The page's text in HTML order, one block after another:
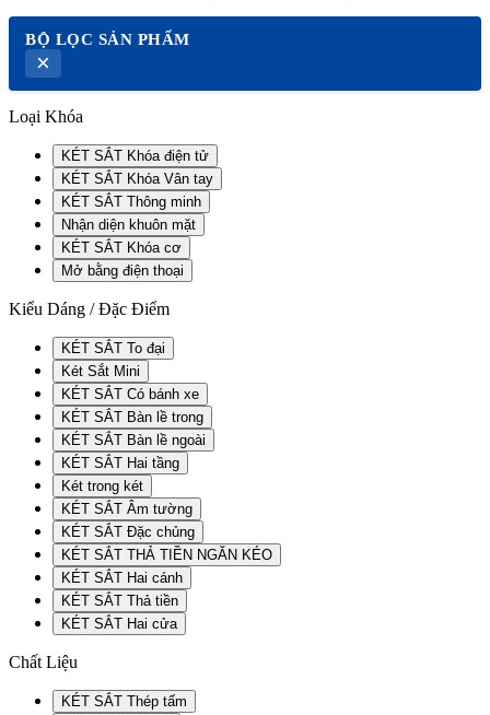
BỘ LỌC SẢN PHẨM
×
Loại Khóa
KÉT SẮT Khóa điện tử
KÉT SẮT Khóa Vân tay
KÉT SẮT Thông minh
Nhận diện khuôn mặt
KÉT SẮT Khóa cơ
Mở bằng điện thoại
Kiểu Dáng / Đặc Điểm
KÉT SẮT To đại
Két Sắt Mini
KÉT SẮT Có bánh xe
KÉT SẮT Bàn lề trong
KÉT SẮT Bàn lề ngoài
KÉT SẮT Hai tầng
Két trong két
KÉT SẮT Âm tường
KÉT SẮT Đặc chủng
KÉT SẮT THẢ TIỀN NGĂN KÉO
KÉT SẮT Hai cánh
KÉT SẮT Thả tiền
KÉT SẮT Hai cửa
Chất Liệu
KÉT SẮT Thép tấm